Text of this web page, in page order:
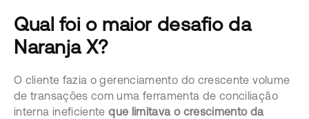
Qual foi o maior desafio da
Naranja X?
O cliente fazia o gerenciamento do crescente volume
de transações com uma ferramenta de conciliação
interna ineficienteque limitava o crescimento da